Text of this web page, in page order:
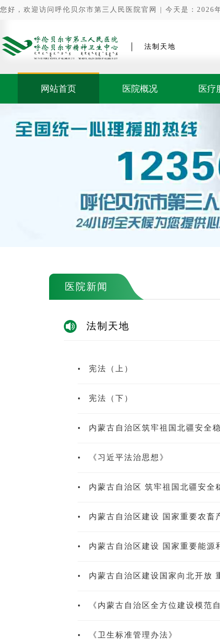
您好，欢迎访问呼伦贝尔市第三人民医院官网 | 今天是：2026
法制天地
网站首页 医院概况 医疗
医院新闻
法制天地
• 宪法（上）
• 宪法（下）
• 内蒙古自治区筑牢祖国北疆安全
• 《习近平法治思想》
• 内蒙古自治区 筑牢祖国北疆安全
• 内蒙古自治区建设 国家重要农畜
• 内蒙古自治区建设 国家重要能源
• 内蒙古自治区建设国家向北开放
• 《内蒙古自治区全方位建设模范
• 《卫生标准管理办法》